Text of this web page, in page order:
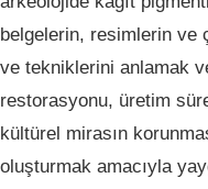
belgelerin, resimlerin ve
ve tekniklerini anlamak
restorasyonu, üretim
kültürel mirasın
oluşturmak amacıyla